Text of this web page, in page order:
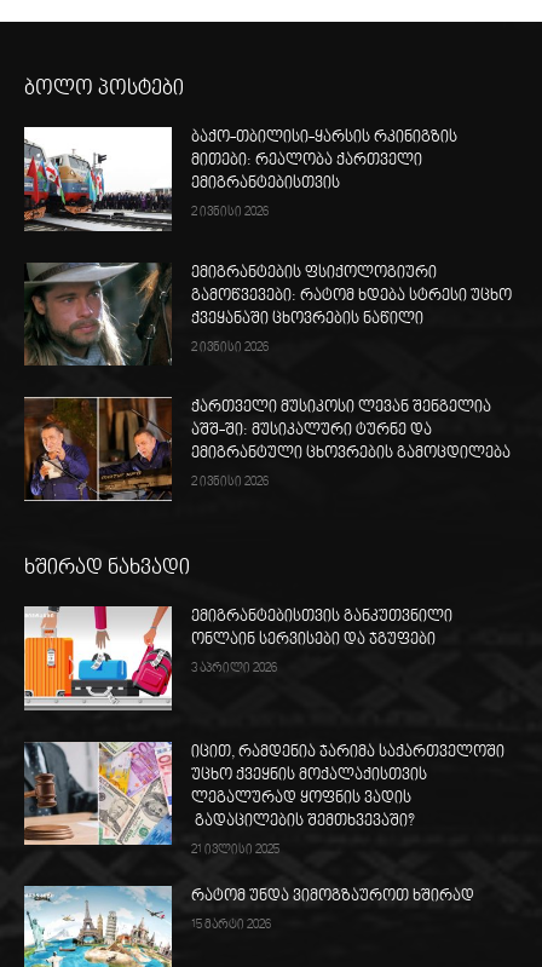
ბოლო პოსტები
ბაქო-თბილისი-ყარსის რკინიგზის
მითები: რეალობა ქართველი
ემიგრანტებისთვის
2 ივნისი 2026
ემიგრანტების ფსიქოლოგიური
გამოწვევები: რატომ ხდება სტრესი უცხო
ქვეყანაში ცხოვრების ნაწილი
2 ივნისი 2026
ქართველი მუსიკოსი ლევან შენგელია
აშშ-ში: მუსიკალური ტურნე და
ემიგრანტული ცხოვრების გამოცდილება
2 ივნისი 2026
ხშირად ნახვადი
ემიგრანტებისთვის განკუთვნილი
ონლაინ სერვისები და ჯგუფები
3 აპრილი 2026
იცით, რამდენია ჯარიმა საქართველოში
უცხო ქვეყნის მოქალაქისთვის
ლეგალურად ყოფნის ვადის
გადაცილების შემთხვევაში?
21 ივლისი 2025
რატომ უნდა ვიმოგზაუროთ ხშირად
15 მარტი 2026